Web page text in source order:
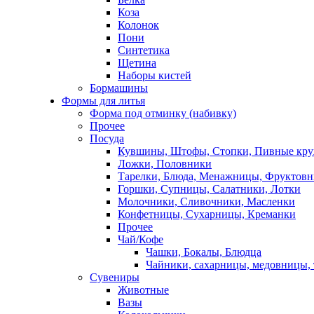
Коза
Колонок
Пони
Синтетика
Щетина
Наборы кистей
Бормашины
Формы для литья
Форма под отминку (набивку)
Прочее
Посуда
Кувшины, Штофы, Стопки, Пивные
Ложки, Половники
Тарелки, Блюда, Менажницы,
Горшки, Супницы, Салатники, Лотки
Молочники, Сливочники, Масленки
Конфетницы, Сухарницы, Креманки
Прочее
Чай/Кофе
Чашки, Бокалы, Блюдца
Чайники, сахарницы, медовницы,
Сувениры
Животные
Вазы